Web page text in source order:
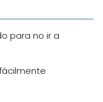
para no ir a